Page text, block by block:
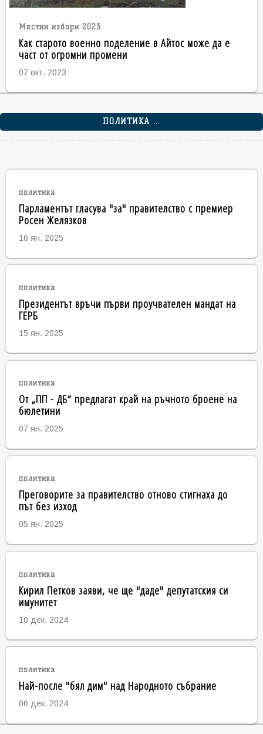
Местни избори 2023
Как старото военно поделение в Айтос може да е
част от огромни промени
07 окт. 2023
ПОЛИТИКА ...
политика
Парламентът гласува "за" правителство с премиер
Росен Желязков
16 ян. 2025
политика
Президентът връчи първи проучвателен мандат на
ГЕРБ
15 ян. 2025
политика
От „ПП - ДБ“ предлагат край на ръчното броене на
бюлетини
07 ян. 2025
политика
Преговорите за правителство отново стигнаха до
път без изход
05 ян. 2025
политика
Кирил Петков заяви, че ще "даде" депутатския си
имунитет
10 дек. 2024
политика
Най-после "бял дим" над Народното събрание
06 дек. 2024